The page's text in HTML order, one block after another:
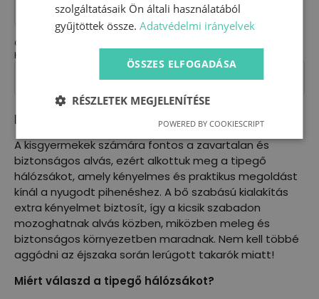
hálózsák
dupla
géz
(68-
KOSÁRBA TESZEM
Cikkszám:
Kategória:
Leírás
A kisgyermekek számára fontos a zavartalan és
biztonságos alvás, ezért alkottuk meg a tipegő
hálózsákot, amely kényelmes és praktikus megoldást
kínál a nyugodt pihenéshez. A bő szabású kialakítás
extra kényelmet biztosít, így a kicsik szabadon
mozoghatnak alvás közben, miközben meleg és
biztonságos környezetben maradnak. Nem kell többé
aggódni az éjszaka során lerúgott takarók miatt!
Miért válaszd a tipegő hálózsákot?
szolgáltatásaik Ön általi használatából
gyűjtöttek össze.Adatvédelmi irányelvek
ÖSSZES ELFOGADÁSA
RÉSZLETEK MEGJELENÍTÉSE
POWERED BY COOKIESCRIPT